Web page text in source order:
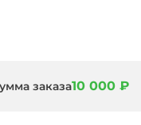
заказа10 000 ₽